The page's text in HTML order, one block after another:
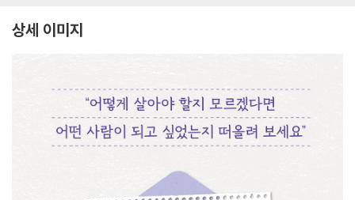
상세 이미지